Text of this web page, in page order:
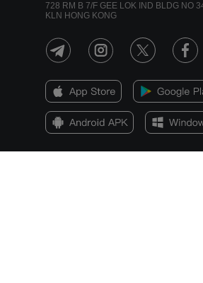
728 RM B 7/F GEE LOK IND BLDG NO
KLN HONG KONG